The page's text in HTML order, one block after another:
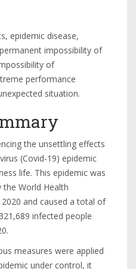
epidemic disease,
impossibility of
of
performance
situation.
the unsettling effects
(Covid-19) epidemic
life. This epidemic was
the World Health
and caused a total of
infected people
measures were applied
under control, it